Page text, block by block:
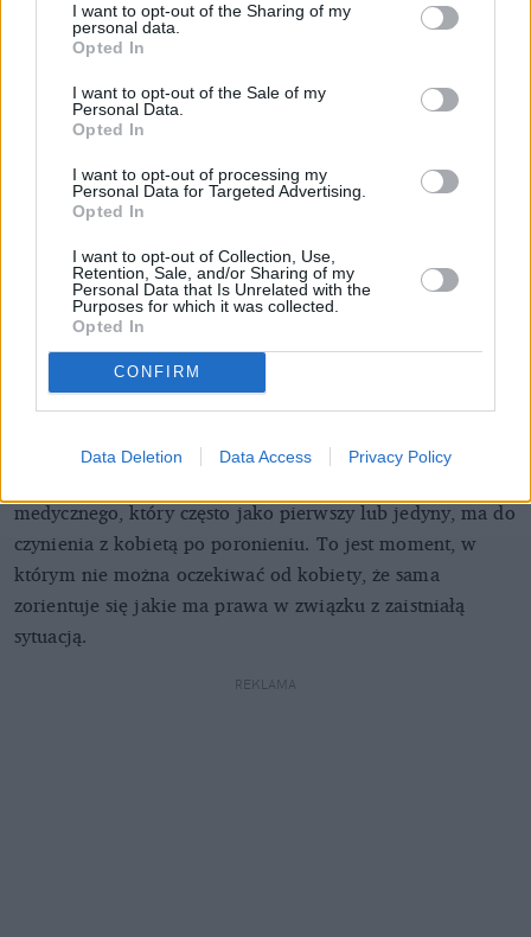
I want to opt-out of the Sharing of my
personal data.
Opted In
I want to opt-out of the Sale of my
Personal Data.
Opted In
I want to opt-out of processing my
Personal Data for Targeted Advertising.
Opted In
I want to opt-out of Collection, Use,
Retention, Sale, and/or Sharing of my
Personal Data that Is Unrelated with the
Purposes for which it was collected.
Opted In
CONFIRM
Data Deletion Data Access Privacy Policy
Skąd czerpała pani siłę podczas nieudanych
starań?
być i wspierać. Ale pizzę do szpitala najlepiej przemycają
siostry. Przy takiej pizzy dobrze jest czasem razem
pomilczeć, a czasami dać się wygadać.
Kto w Polsce rozmawia o poronieniu? Jak pani
ocenia język tej debaty i czy powinno się coś w
niej zmienić?
Powstaje coraz więcej fundacji i grup specjalistów, którzy
nie tylko rozmawiają o poronieniach, ale też oferują
realną pomoc – psychologiczną, prawną. Niestety bardzo
medycznego, który często jako pierwszy lub jedyny, ma do
czynienia z kobietą po poronieniu. To jest moment, w
którym nie można oczekiwać od kobiety, że sama
zorientuje się jakie ma prawa w związku z zaistniałą
sytuacją.
REKLAMA